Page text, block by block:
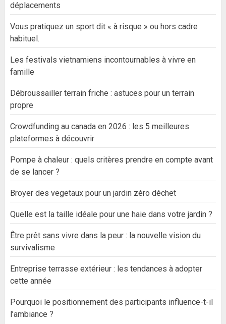
déplacements
Vous pratiquez un sport dit « à risque » ou hors cadre
habituel.
Les festivals vietnamiens incontournables à vivre en
famille
Débroussailler terrain friche : astuces pour un terrain
propre
Crowdfunding au canada en 2026 : les 5 meilleures
plateformes à découvrir
Pompe à chaleur : quels critères prendre en compte avant
de se lancer ?
Broyer des vegetaux pour un jardin zéro déchet
Quelle est la taille idéale pour une haie dans votre jardin ?
Être prêt sans vivre dans la peur : la nouvelle vision du
survivalisme
Entreprise terrasse extérieur : les tendances à adopter
cette année
Pourquoi le positionnement des participants influence-t-il
l’ambiance ?